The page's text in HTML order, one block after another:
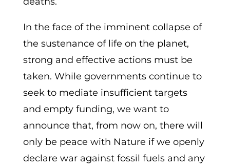
In the face of the imminent collapse of
the sustenance of life on the planet,
strong and effective actions must be
taken. While governments continue to
seek to mediate insufficient targets
and empty funding, we want to
announce that, from now on, there will
only be peace with Nature if we openly
declare war against fossil fuels and any